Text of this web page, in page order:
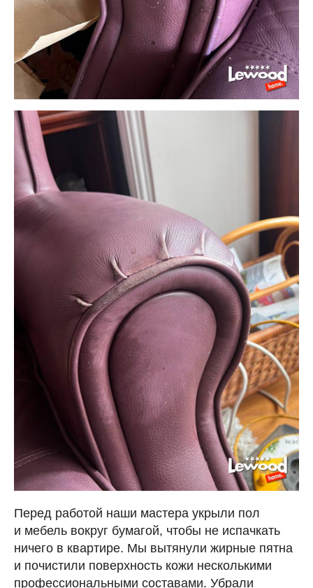
Перед работой наши мастера укрыли пол
и мебель вокруг бумагой, чтобы не испачкать
ничего в квартире. Мы вытянули жирные пятна
и почистили поверхность кожи несколькими
профессиональными составами. Убрали